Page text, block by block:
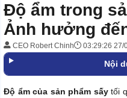
Độ ẩm trong
Ảnh hưởng
CEO Robert Chinh 03:29:26 27/
Nội
Độ ẩm của sản phẩm sấytối